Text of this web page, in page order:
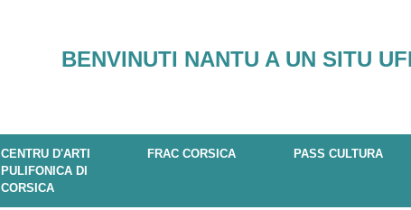
BENVINUTI NANTU A UN SITU
CENTRU D'ARTI
PULIFONICA DI
CORSICA
FRAC CORSICA PASS CULTURA